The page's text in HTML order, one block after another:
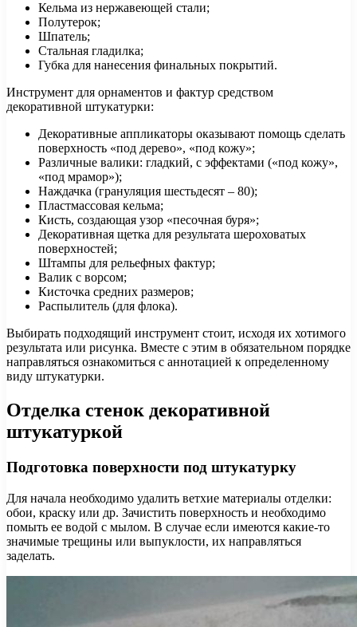
Кельма из нержавеющей стали;
Полутерок;
Шпатель;
Стальная гладилка;
Губка для нанесения финальных покрытий.
Инструмент для орнаментов и фактур средством
декоративной штукатурки:
Декоративные аппликаторы оказывают помощь сделать
поверхность «под дерево», «под кожу»;
Различные валики: гладкий, с эффектами («под кожу»,
«под мрамор»);
Наждачка (грануляция шестьдесят – 80);
Пластмассовая кельма;
Кисть, создающая узор «песочная буря»;
Декоративная щетка для результата шероховатых
поверхностей;
Штампы для рельефных фактур;
Валик с ворсом;
Кисточка средних размеров;
Распылитель (для флока).
Выбирать подходящий инструмент стоит, исходя их хотимого
результата или рисунка. Вместе с этим в обязательном порядке
направляться ознакомиться с аннотацией к определенному
виду штукатурки.
Отделка стенок декоративной
штукатуркой
Подготовка поверхности под штукатурку
Для начала необходимо удалить ветхие материалы отделки:
обои, краску или др. Зачистить поверхность и необходимо
помыть ее водой с мылом. В случае если имеются какие-то
значимые трещины или выпуклости, их направляться
заделать.